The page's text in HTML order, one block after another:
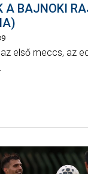
A BAJNOKI
első meccs, az